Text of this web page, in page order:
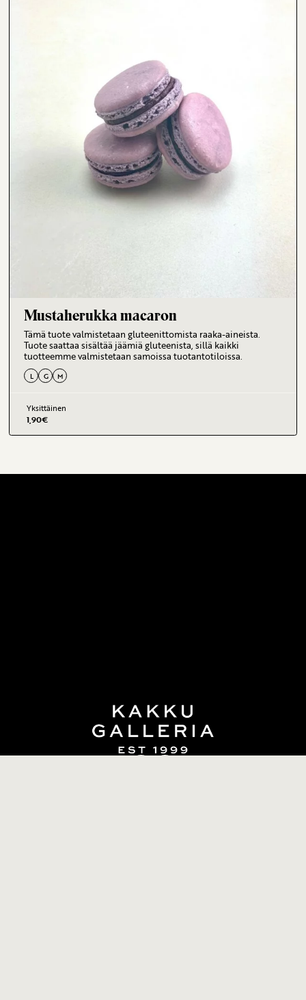
Mustaherukka macaron
Tämä tuote valmistetaan gluteenittomista raaka-aineista.
Tuote saattaa sisältää jäämiä gluteenista, sillä kaikki
tuotteemme valmistetaan samoissa tuotantotiloissa.
L G M
Yksittäinen
1,90€